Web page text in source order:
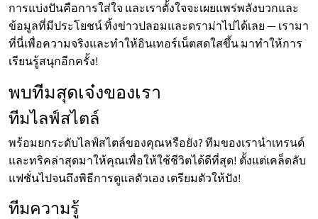
การแบ่งปันคือการใส่ใจ และเราตั้งใจจะเผยแพร่พลังบวกและ
ข้อมูลที่มีประโยชน์ ทิ้งข่าวปลอมและดราม่าไปได้เลย — เรามา
ที่นี่เพื่อความจริงและทำให้อินเทอร์เน็ตสดใสขึ้น มาทำให้การ
เรียนรู้สนุกอีกครั้ง!
พบทีมสุดเจ๋งของเรา
ทีมไลฟ์สไตล์
พร้อมยกระดับไลฟ์สไตล์ของคุณหรือยัง? ทีมของเรานำเทรนด์
และทริคล่าสุดมาให้คุณเพื่อให้ใช้ชีวิตได้ดีที่สุด! ตั้งแต่เคล็ดลับ
แฟชั่นไปจนถึงพิธีการดูแลตัวเอง เตรียมตัวให้ปัง!
ทีมความรู้